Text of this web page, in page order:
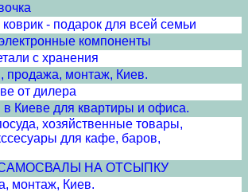
- подарок для всей семьи
компоненты
с хранения
продажа, монтаж, Киев.
от дилера
Киеве для квартиры и офиса.
хозяйственные товары,
для кафе, баров,
НА ОТСЫПКУ
монтаж, Киев.